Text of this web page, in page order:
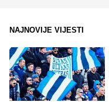
NAJNOVIJE VIJESTI